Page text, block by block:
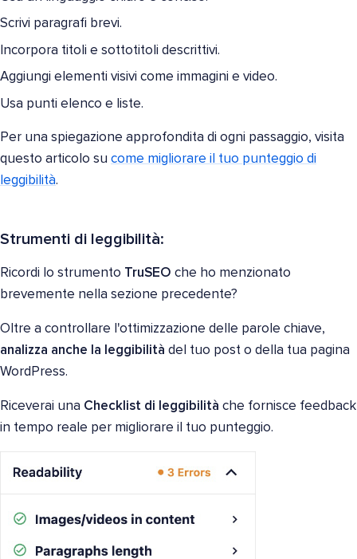
Scrivi paragrafi brevi.
Incorpora titoli e sottotitoli descrittivi.
Aggiungi elementi visivi come immagini e video.
Usa punti elenco e liste.
Per una spiegazione approfondita di ogni passaggio, visita
questo articolo su come migliorare il tuo punteggio di
leggibilità.
Strumenti di leggibilità:
Ricordi lo strumento TruSEO che ho menzionato
brevemente nella sezione precedente?
Oltre a controllare l'ottimizzazione delle parole chiave,
analizza anche la leggibilità del tuo post o della tua pagina
WordPress.
Riceverai una Checklist di leggibilità che fornisce feedback
in tempo reale per migliorare il tuo punteggio.